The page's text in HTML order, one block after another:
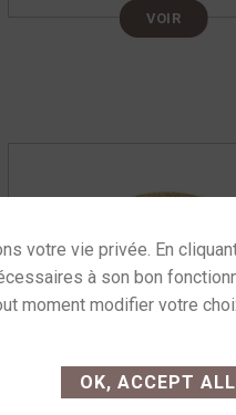
VOIR
OK, ACCEPT ALL